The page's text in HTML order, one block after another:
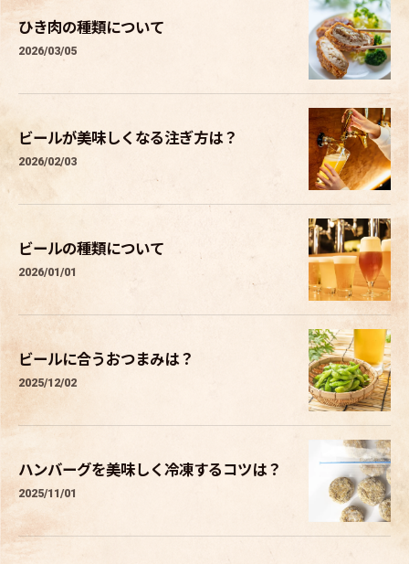
ひき肉の種類について
2026/03/05
ビールが美味しくなる注ぎ方は？
2026/02/03
ビールの種類について
2026/01/01
ビールに合うおつまみは？
2025/12/02
ハンバーグを美味しく冷凍するコツは？
2025/11/01